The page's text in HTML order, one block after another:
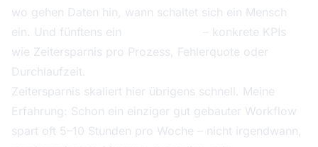
wo gehen Daten hin, wann schaltet sich ein Mensch
ein. Und fünftens ein
– konkrete KPIs
wie Zeitersparnis pro Prozess, Fehlerquote oder
Durchlaufzeit.
Zeitersparnis skaliert hier übrigens schnell. Meine
Erfahrung: Schon ein einziger gut gebauter Workflow
spart oft 5–10 Stunden pro Woche – nicht irgendwann,